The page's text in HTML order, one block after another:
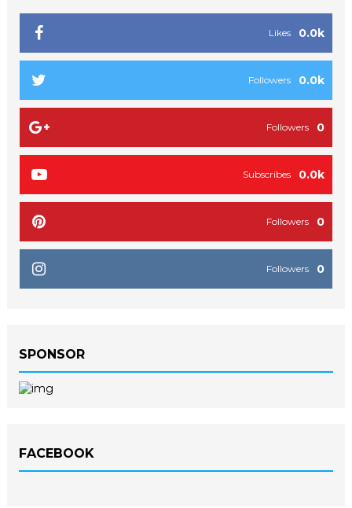
0.0k
Likes
0.0k
Followers
0
Followers
0.0k
Subscribes
0
Followers
0
Followers
SPONSOR
FACEBOOK